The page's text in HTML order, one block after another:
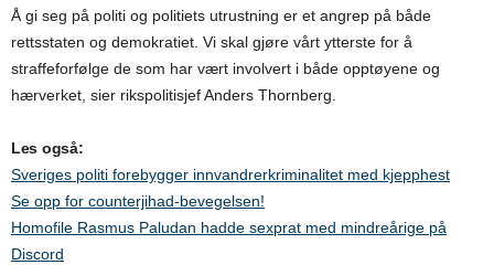
Å gi seg på politi og politiets utrustning er et angrep på både
rettsstaten og demokratiet. Vi skal gjøre vårt ytterste for å
straffeforfølge de som har vært involvert i både opptøyene og
hærverket, sier rikspolitisjef Anders Thornberg.
Les også:
Sveriges politi forebygger innvandrerkriminalitet med kjepphest
Se opp for counterjihad-bevegelsen!
Homofile Rasmus Paludan hadde sexprat med mindreårige på
Discord